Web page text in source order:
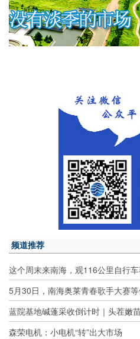
频道推荐
这个周末来南海，观116公里自行
5月30日，南海奥莱青春歌手大赛
蓝院基地碱蓬采收倒计时｜头茬嫩
森荣电机：小电机“转”出大市场